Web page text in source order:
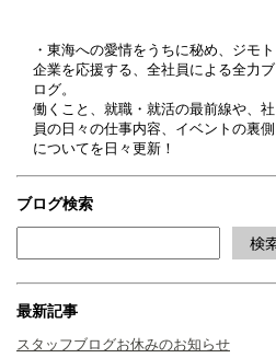
・東海への愛情をうちに秘め、ジモト
企業を応援する、全社員による全力ブ
ログ。
働くこと、就職・就活の最前線や、社
員の日々の仕事内容、イベントの裏側
についてを日々更新！
ブログ検索
最新記事
スタッフブログお休みのお知らせ